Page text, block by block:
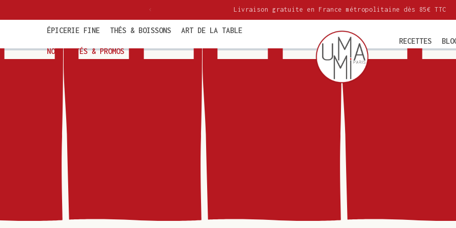
au
Livraison gratuite en France métropolitaine dès 85€ TTC
ÉPICERIE FINE THÉS & BOISSONS ART DE LA TABLE
NOUVEAUTÉS & PROMOS
RECETTES